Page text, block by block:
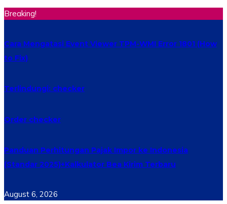
Breaking!
Cara Mengatasi Event Viewer TPM-WMI Error 1801 (How
to Fix)
Terlindungi: checker
Order checker
Panduan Perhitungan Pajak Impor ke Indonesia
(Standar 2025)+Kalkulator Bea Kirim Terbaru
August 6, 2026